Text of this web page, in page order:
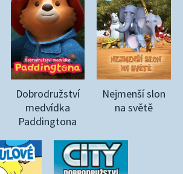
Dobrodružství
medvídka
Paddingtona
Nejmenší slon
na světě